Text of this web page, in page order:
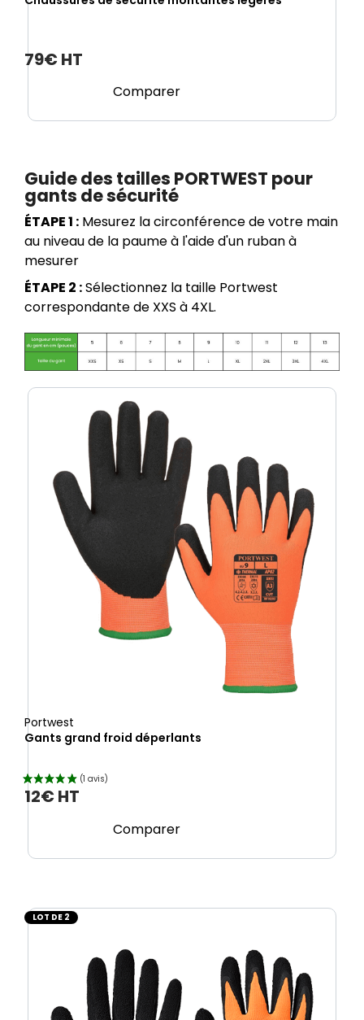
(1 avis)
79€ HT
Comparer
Guide des tailles PORTWEST pour
gants de sécurité
ÉTAPE 1 : Mesurez la circonférence de votre main
au niveau de la paume à l'aide d'un ruban à
mesurer
ÉTAPE 2 :Sélectionnez la taille Portwest
correspondante de XXS à 4XL.
Portwest
Gants grand froid déperlants
12€ HT
Comparer
LOT DE 2